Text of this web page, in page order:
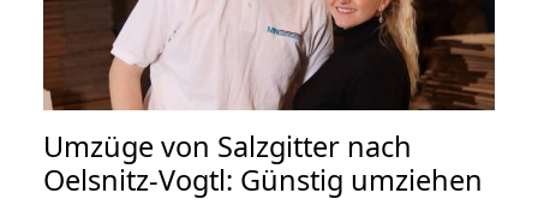
Umzüge von Salzgitter nach
Oelsnitz-Vogtl: Günstig umziehen